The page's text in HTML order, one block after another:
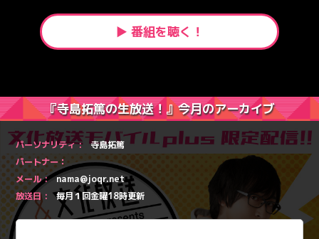
▶ 番組を聴く！
『寺島拓篤の生放送！』今月のアーカイブ
パーソナリティ :寺島拓篤
パートナー：
メール :nama@joqr.net
放送日 :毎月１回金曜18時更新